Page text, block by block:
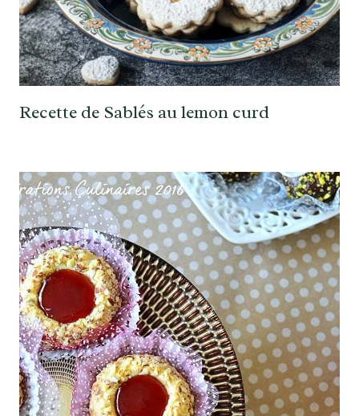
Recette de Sablés au lemon curd